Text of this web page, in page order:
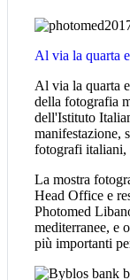
Al via la quarta
Al via la quarta
della fotografia
dell'Istituto
manifestazione,
fotografi italiani,
La mostra
Head Office e
Photomed
mediterranee, e
più importanti